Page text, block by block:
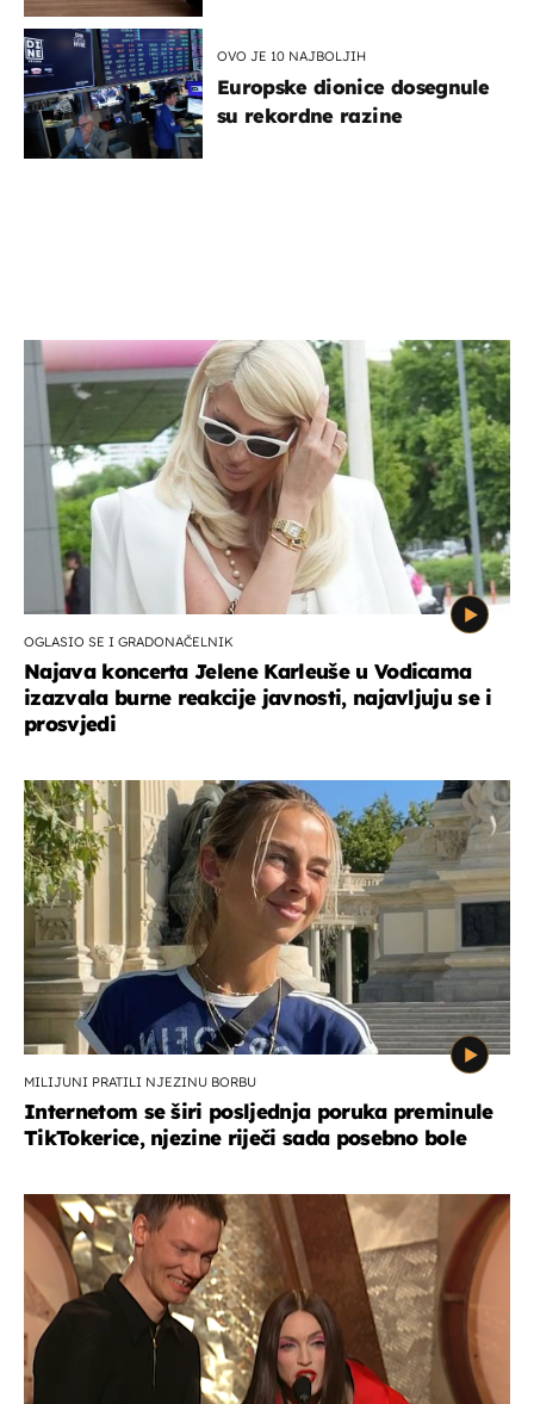
OVO JE 10 NAJBOLJIH
Europske dionice dosegnule
su rekordne razine
OGLASIO SE I GRADONAČELNIK
Najava koncerta Jelene Karleuše u Vodicama
izazvala burne reakcije javnosti, najavljuju se i
prosvjedi
MILIJUNI PRATILI NJEZINU BORBU
Internetom se širi posljednja poruka preminule
TikTokerice, njezine riječi sada posebno bole